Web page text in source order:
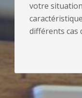
votre
différents cas